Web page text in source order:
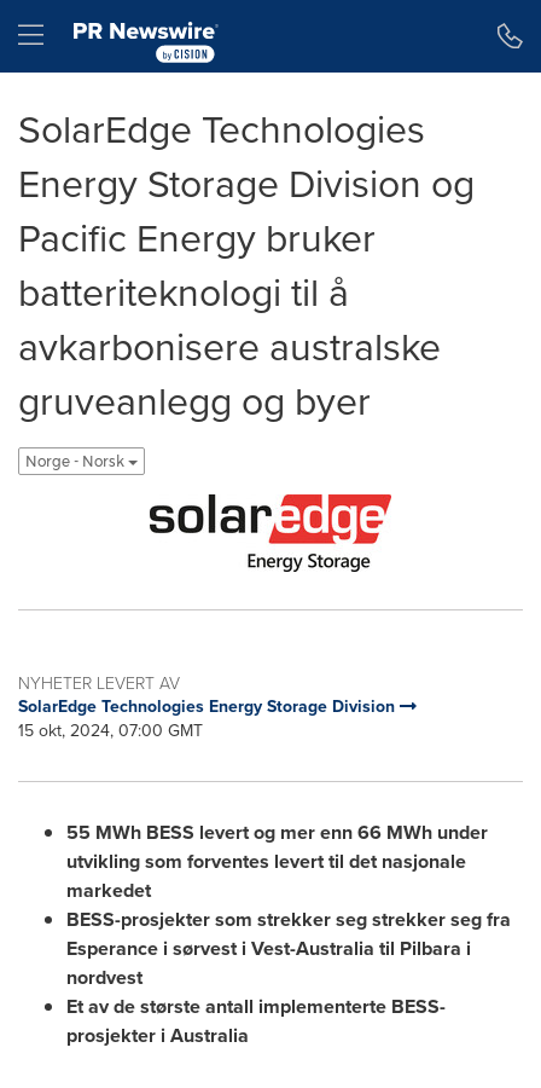
Hamburger menu
SolarEdge Technologies
Energy Storage Division og
Pacific Energy bruker
batteriteknologi til å
avkarbonisere australske
gruveanlegg og byer
Norge - Norsk
NYHETER LEVERT AV
SolarEdge Technologies Energy Storage Division
15 okt, 2024, 07:00 GMT
55 MWh BESS levert og mer enn 66 MWh under
utvikling som forventes levert til det nasjonale
markedet
BESS-prosjekter som strekker seg strekker seg fra
Esperance i sørvest i Vest-Australia til Pilbara i
nordvest
Et av de største antall implementerte BESS-
prosjekter i Australia